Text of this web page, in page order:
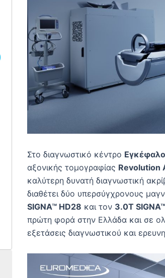
Στο διαγνωστικό κέντρο
αξονικής τομογραφίας Revolution
καλύτερη δυνατή διαγνωστική
διαθέτει δύο υπερσύγχρονους
SIGNA™ HD28 και τον 3.0Τ
πρώτη φορά στην Ελλάδα και σε
εξετάσεις διαγνωστικού και